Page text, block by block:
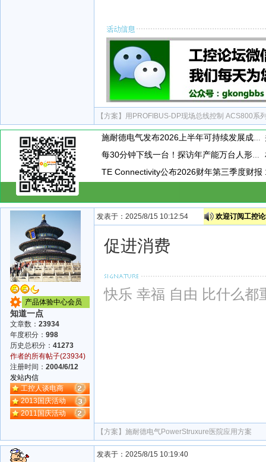
【方案】 用PROFIBUS-DP现场总线控制 ACS800系
施耐德电气发布2026上半年可持续发展成绩单 "Impact 2030"路线图开局稳健
每30分钟下线一台！探访年产能万台人形机器人工厂
TE Connectivity公布2026财年第三季度财报
产品体验中心会员
知道一点
文章数： 23934
年度积分： 998
历史总积分： 41273
作者的所有帖子(23934)
注册时间： 2004/6/12
发站内信
工控人谈电商
2013国庆活动
2011国庆活动
发表于：2025/8/15 10:12:54 欢迎订阅工控
促进消费
快乐 幸福 自由 比什么都
【方案】 施耐德电气PowerStruxure医院应用方案
发表于：2025/8/15 10:19:40